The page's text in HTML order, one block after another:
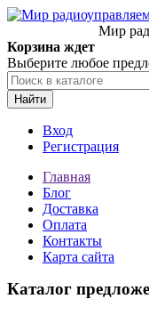
Мир
Корзина ждет
Выберите любое
Найти
Вход
Регистрация
Главная
Блог
Доставка
Оплата
Контакты
Карта сайта
Каталог